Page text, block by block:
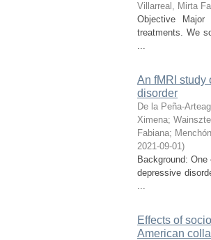
Villarreal, Mirta
Objective Major
treatments. We
...
An fMRI study
disorder
De la Peña-
Ximena;
Fabiana;
2021-09-01)
Background:
depressive
...
Effects of
American